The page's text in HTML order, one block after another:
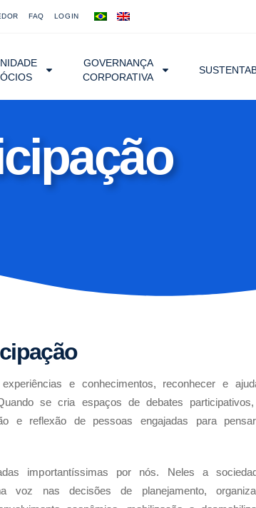
FAQ LOGIN
GOVERNANÇA
CORPORATIVA
e conhecimentos, reconhecer e
se cria espaços de debates
e reflexão de pessoas engajadas para
importantíssimas por nós. Neles a
voz nas decisões de planejamento,